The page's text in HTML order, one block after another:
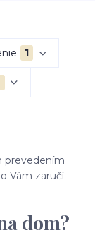
1
prevedením
Vám zaručí
dom?